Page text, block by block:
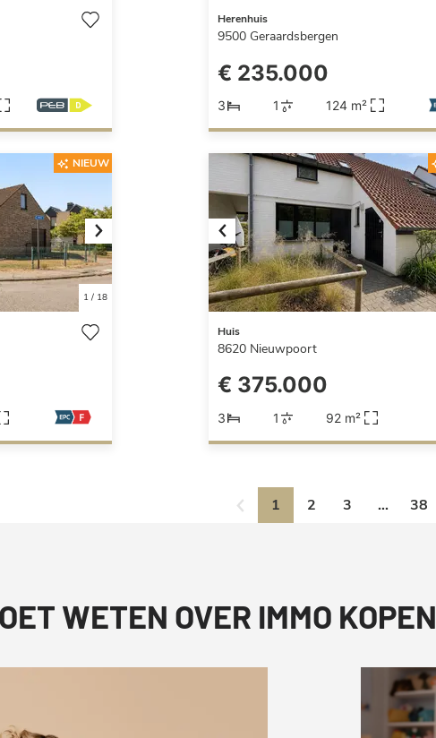
Herenhuis
9500 Geraardsbergen
€ 235.000
3 1 124 m²
Next
1/ 18
NIEUW
Previous
Huis
8620 Nieuwpoort
€ 375.000
3 1 92 m²
1 2 3 ... 38
WETEN OVER IMMO KOPEN